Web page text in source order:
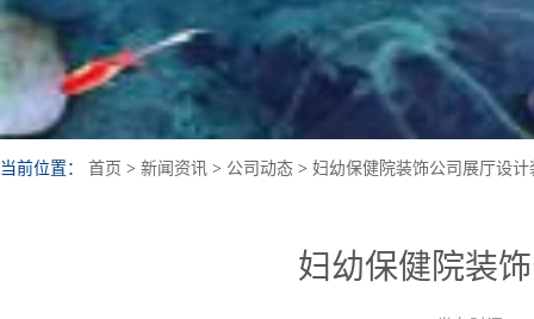
当前位置： 首页 > 新闻资讯 > 公司动态 > 妇幼保健院装饰公司展厅设计
妇幼保健院装